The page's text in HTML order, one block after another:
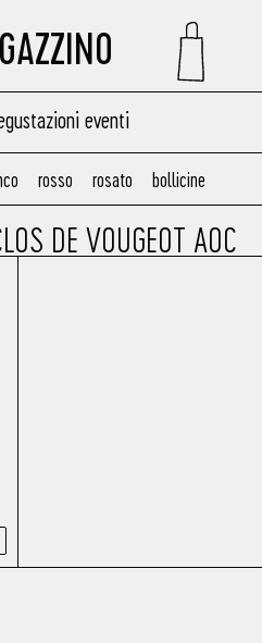
eventi
rosso rosato bollicine
DE VOUGEOT AOC